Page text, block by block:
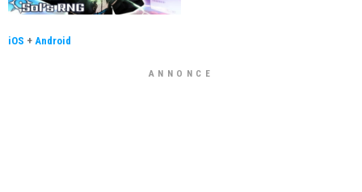
iOS + Android
ANNONCE